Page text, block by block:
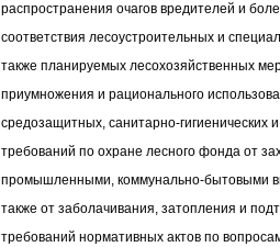
распространения очагов вредителей и
соответствия лесоустроительных и
также планируемых лесохозяйственных
приумножения и рационального
средозащитных, санитарно-гигиенических
требований по охране лесного фонда от
промышленными, коммунально-бытовыми
также от заболачивания, затопления и
требований нормативных актов по